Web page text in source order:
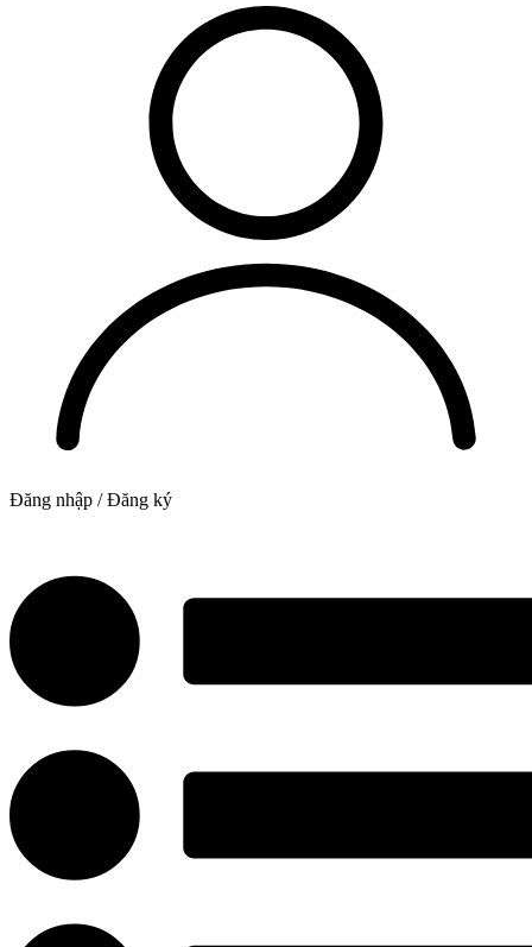
Đăng nhập / Đăng ký